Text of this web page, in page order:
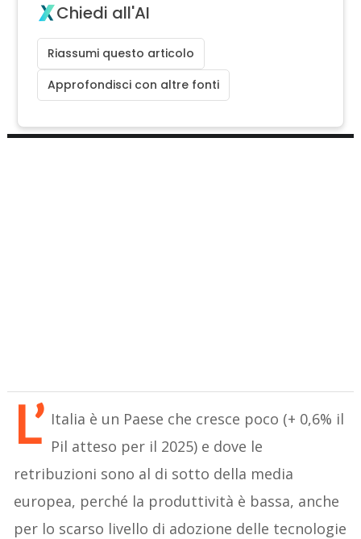
Chiedi all'AI
Riassumi questo articolo
Approfondisci con altre fonti
L’ Italia è un Paese che cresce poco (+ 0,6% il
Pil atteso per il 2025) e dove le
retribuzioni sono al di sotto della media
europea, perché la produttività è bassa, anche
per lo scarso livello di adozione delle tecnologie